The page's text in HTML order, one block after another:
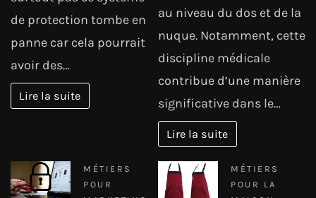
de protection tombe en
panne car cela pourrait
avoir des…
Lire la suite
au niveau du dos et de la
nuque. Notamment, cette
discipline médicale
contribue d’une manière
significative dans le…
Lire la suite
MÉTIERS
POUR
MÉTIERS
POUR LA